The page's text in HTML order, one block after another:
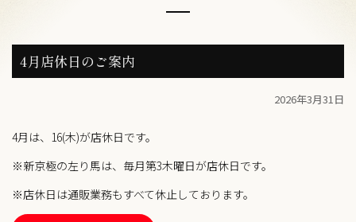
4月店休日のご案内
2026年3月31日
4月は、16(木)が店休日です。
※新京極の左り馬は、毎月第3木曜日が店休日です。
※店休日は通販業務もすべて休止しております。